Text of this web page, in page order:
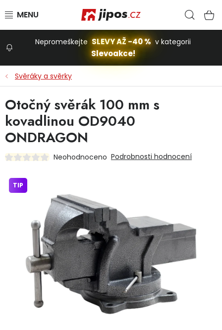
Stavba a dům
Dílna
Domácnost
Dětská hřiště
Autodoplňky
Vánoce
Nepromeškejte SLEVY AŽ -40 % v kategorii
Slevoakce!
Svěráky a svěrky
Otočný svěrák 100 mm s
kovadlinou OD9040
ONDRAGON
Neohodnoceno Podrobnosti hodnocení
TIP